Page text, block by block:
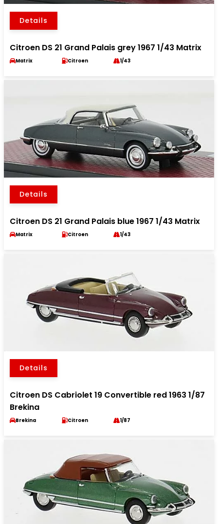
Details
Citroen DS 21 Grand Palais grey 1967 1/43 Matrix
Matrix Citroen 1/43
Details
Citroen DS 21 Grand Palais blue 1967 1/43 Matrix
Matrix Citroen 1/43
Details
Citroen DS Cabriolet 19 Convertible red 1963 1/87
Brekina
Brekina Citroen 1/87